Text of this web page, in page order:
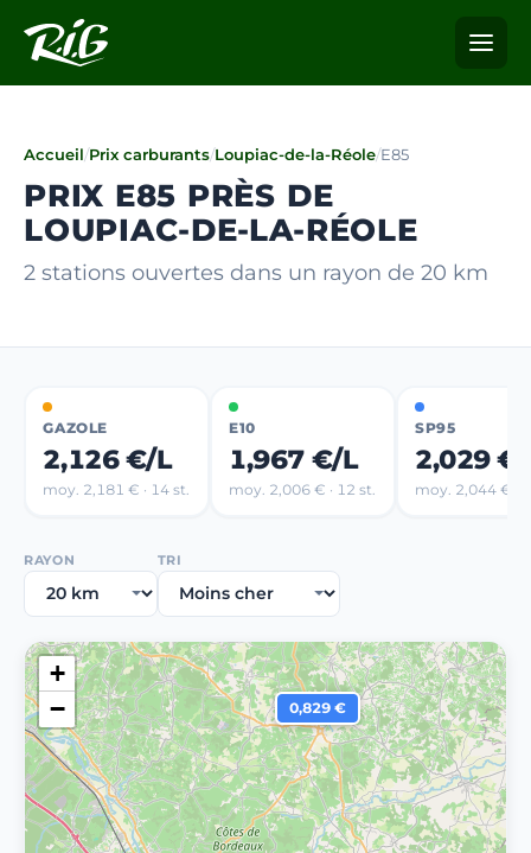
Accueil/Prix carburants/Loupiac-de-la-Réole/E85
PRIX E85 PRÈS DE
LOUPIAC-DE-LA-RÉOLE
2 stations ouvertes dans un rayon de 20 km
GAZOLE
2,126 €/L
moy. 2,181 € · 14 st.
E10
1,967 €/L
moy. 2,006 € · 12 st.
SP95
2,029
moy. 2,044 € ·
RAYON TRI
0,829 €
+
−